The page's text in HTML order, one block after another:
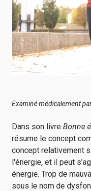
Examiné médicalement
Dans son livre Bonne
résume le concept
concept relativement
l'énergie, et il peut
énergie. Trop de
sous le nom de